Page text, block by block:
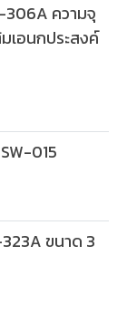
306A ความจุ
เอนกประสงค์
015
ขนาด 3